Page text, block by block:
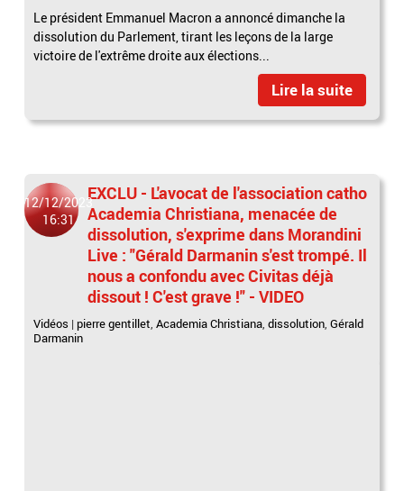
Le président Emmanuel Macron a annoncé dimanche la
dissolution du Parlement, tirant les leçons de la large
victoire de l'extrême droite aux élections...
Lire la suite
12/12/2023
16:31
EXCLU - L'avocat de l'association catho
Academia Christiana, menacée de
dissolution, s'exprime dans Morandini
Live : "Gérald Darmanin s'est trompé. Il
nous a confondu avec Civitas déjà
dissout ! C'est grave !" - VIDEO
Vidéos | pierre gentillet,Academia Christiana,dissolution,Gérald
Darmanin